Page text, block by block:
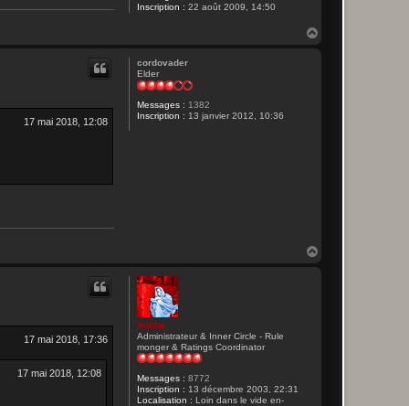
Inscription : 22 août 2009, 14:50
cordovader
Elder
Messages : 1382
Inscription : 13 janvier 2012, 10:36
17 mai 2018, 12:08
Ankha
Administrateur & Inner Circle - Rule
monger & Ratings Coordinator
Messages : 8772
Inscription : 13 décembre 2003, 22:31
Localisation : Loin dans le vide en-
17 mai 2018, 17:36
17 mai 2018, 12:08